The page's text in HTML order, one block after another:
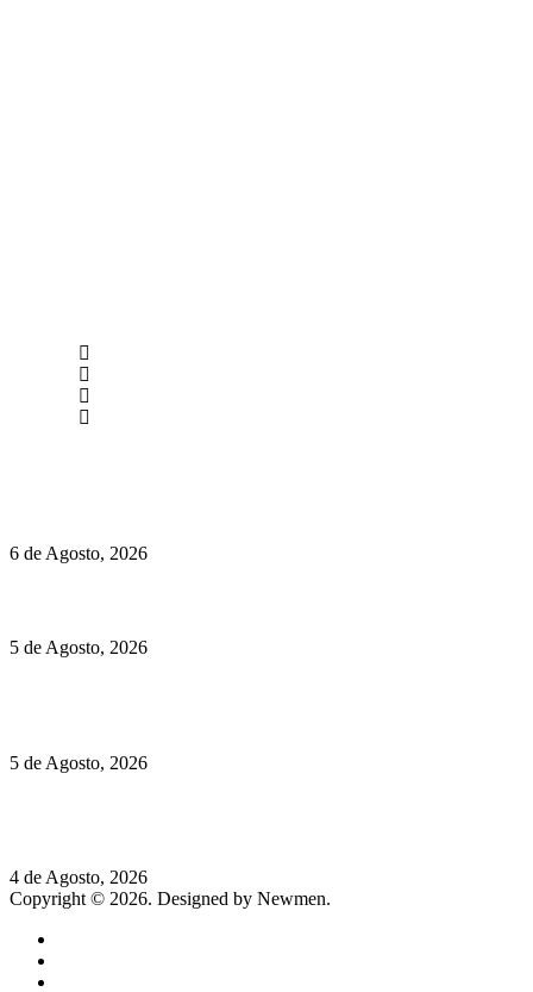
6 de Agosto, 2026
5 de Agosto, 2026
5 de Agosto, 2026
4 de Agosto, 2026
Copyright © 2026. Designed by Newmen.